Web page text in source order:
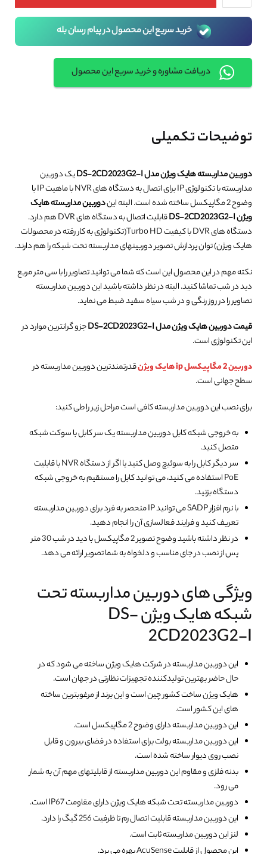
خرید سریع این محصول در پیام رسان بله
دریافت مشاوره و خرید سریع این محصول
توضیحات تکمیلی
دوربین مداربسته هایک ویژن مدل DS-2CD2023G2-I
یک دوربین
مداربسته با تکنولوژی IP برای اتصال به دستگاه های NVR با ماهیت IP با
وضوح 2 مگاپیکسل ساخته شده است. البته این
دوربین مداربسته هایک
ویژن DS-2CD2023G2-I
قابلیت اتصال به دستگاه های DVR هم دارد.
دستگاه های DVR با کیفیت Turbo HD(تکنولوژی به کار رفته در محصولات
هایک ویژن) توان پردازش تصویر دوربینهای مداربسته تحت شبکه را هم دارند.
نکته مهم در این محصول این است که شما می توانید تصاویر را با سی متر مربع
دید در شب تماشا کنید. البته در نظر داشته باشید این دوربین مداربسته
تصاویر را در روز رنگی و در شب سیاه سفید ضبط می نماید.
قیمت دوربین هایک ویژن مدل DS-2CD2023G2-I
جزو گرانترین موارد در
این تکنولوژی است.
دوربین 2 مگاپیکسل ip هایک ویژن
قدرتمندترین دوربین مداربسته در
سطح جهانی است.
برای نصب این دوربین مداربسته کافی است مراحل زیر را طی کنید:
به خروجی شبکه کابل دوربین مداربسته یک سر کابل با سوکت شبکه
متصل کنید.
سر دیگر کابل را به سوئیچ وصل کنید یا اگر از دستگاه NVR با قابلیت
PoE استفاده می کنید، می توانید کابل را مستقیم به خروجی شبکه
دستگاه بزنید.
با نرم افزار SADP می توانید IP منحصر به فرد برای دوربین مداربسته
تعریف کنید و فرایند فعالسازی آن را انجام دهید.
در نظر داشته باشید وضوح تصویر 2 مگاپیکسل با دید در شب 30 متر
پس از نصب در جای مناسب و دلخواه به شما تصویر ارائه می دهد.
ویژگی های دوربین مداربسته تحت
شبکه هایک ویژن DS-
2CD2023G2-I
این دوربین مداربسته در شرکت هایک ویژن ساخته می شود که در
حال حاضر بهترین تولیدکننده تجهیزات نظارتی در جهان است.
هایک ویژن ساخت کشور چین است و این برند از مرغوبترین ساخته
های این کشور است.
این دوربین مداربسته دارای وضوح 2 مگاپیکسل است.
این دوربین مداربسته بولت برای استفاده در فضای بیرون و قابل
نصب روی دیوار ساخته شده است.
بدنه فلزی و مقاوم این دوربین مداربسته از قابلیتهای مهم آن به شمار
می رود.
دوربین مداربسته تحت شبکه هایک ویژن دارای مقاومت IP67 است.
این دوربین مداربسته قابلیت اتصال رم تا ظرفیت 256 گیگ را دارد.
لنز این دوربین مداربسته ثابت است.